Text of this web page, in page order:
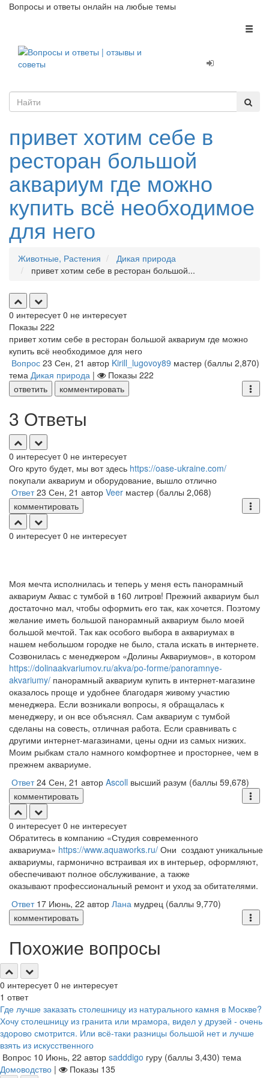
Вопросы и ответы онлайн на любые темы
привет хотим себе в
ресторан большой
аквариум где можно
купить всё необходимое
для него
Животные, Растения
Дикая природа
привет хотим себе в ресторан большой...
0 интересует 0 не интересует
Показы 222
привет хотим себе в ресторан большой аквариум где можно
купить всё необходимое для него
Вопрос 23 Сен, 21 автор Kirill_lugovoy89 мастер (баллы 2,870)
тема Дикая природа | Показы 222
ответить
комментировать
3 Ответы
0 интересует 0 не интересует
Ого круто будет, мы вот здесь https://oase-ukraine.com/
покупали аквариум и оборудование, вышло отлично
Ответ 23 Сен, 21 автор Veer мастер (баллы 2,068)
комментировать
0 интересует 0 не интересует
Моя мечта исполнилась и теперь у меня есть панорамный
аквариум Аквас с тумбой в 160 литров! Прежний аквариум был
достаточно мал, чтобы оформить его так, как хочется. Поэтому
желание иметь большой панорамный аквариум было моей
большой мечтой. Так как особого выбора в аквариумах в
нашем небольшом городке не было, стала искать в интернете.
Созвонилась с менеджером «Долины Аквариумов», в котором
https://dolinaakvariumov.ru/akva/po-forme/panoramnye-
akvariumy/ панорамный аквариум купить в интернет-магазине
оказалось проще и удобнее благодаря живому участию
менеджера. Если возникали вопросы, я обращалась к
менеджеру, и он все объяснял. Сам аквариум с тумбой
сделаны на совесть, отличная работа. Если сравнивать с
другими интернет-магазинами, цены одни из самых низких.
Моим рыбкам стало намного комфортнее и просторнее, чем в
прежнем аквариуме.
Ответ 24 Сен, 21 автор Ascoll высший разум (баллы 59,678)
комментировать
0 интересует 0 не интересует
Обратитесь в компанию «Студия современного
аквариума» https://www.aquaworks.ru/ Они создают уникальные
аквариумы, гармонично встраивая их в интерьер, оформляют,
обеспечивают полное обслуживание, а также
оказывают профессиональный ремонт и уход за обитателями.
Ответ 17 Июнь, 22 автор Лана мудрец (баллы 9,770)
комментировать
Похожие вопросы
0 интересует 0 не интересует
1 ответ
Где лучше заказать столешницу из натурального камня в Москве?
Хочу столешницу из гранита или мрамора, видел у друзей - очень
здорово смотрится. Или всё-таки разницы большой нет и лучше
взять из искусственного
Вопрос 10 Июнь, 22 автор sadddigo гуру (баллы 3,430) тема
Домоводство | Показы 135